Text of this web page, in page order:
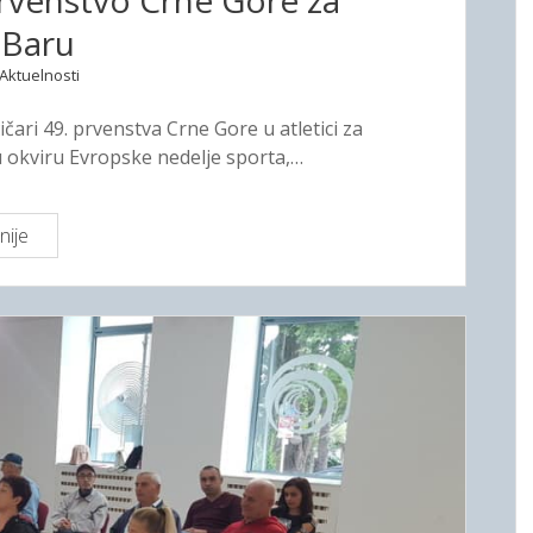
e
k
o
1
.
p
o
i
k
Aktuelnosti
49. prvenstva Crne Gore u atletici za
Evropske nedelje sporta,…
d
r
ž
.
a